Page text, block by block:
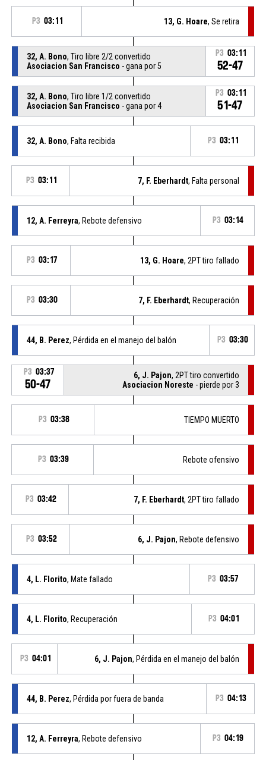
P3 03:11 13, G. Hoare, Se retira
32, A. Bono, Tiro libre 2/2 convertido
Asociacion San Francisco - gana por 5
P3 03:11
52-47
32, A. Bono, Tiro libre 1/2 convertido
Asociacion San Francisco - gana por 4
P3 03:11
51-47
32, A. Bono, Falta recibida P3 03:11
P3 03:11 7, F. Eberhardt, Falta personal
12, A. Ferreyra, Rebote defensivo P3 03:14
P3 03:17 13, G. Hoare, 2PT tiro fallado
P3 03:30 7, F. Eberhardt, Recuperación
44, B. Perez, Pérdida en el manejo del balón P3 03:30
P3 03:37
50-47
6, J. Pajon, 2PT tiro convertido
Asociacion Noreste - pierde por 3
P3 03:38 TIEMPO MUERTO
P3 03:39 Rebote ofensivo
P3 03:42 7, F. Eberhardt, 2PT tiro fallado
P3 03:52 6, J. Pajon, Rebote defensivo
4, L. Florito, Mate fallado P3 03:57
4, L. Florito, Recuperación P3 04:01
P3 04:01 6, J. Pajon, Pérdida en el manejo del balón
44, B. Perez, Pérdida por fuera de banda P3 04:13
12, A. Ferreyra, Rebote defensivo P3 04:19